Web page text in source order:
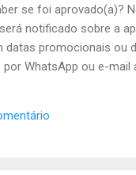
se foi aprovado(a)?
notificado sobre a
datas promocionais ou
WhatsApp ou e-mail
e informar
no sistema das